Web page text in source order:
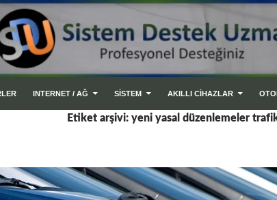
INTERNET / AĞ SİSTEM AKILLI CIHAZLAR
Etiket arşivi: yeni yasal düzenlemeler